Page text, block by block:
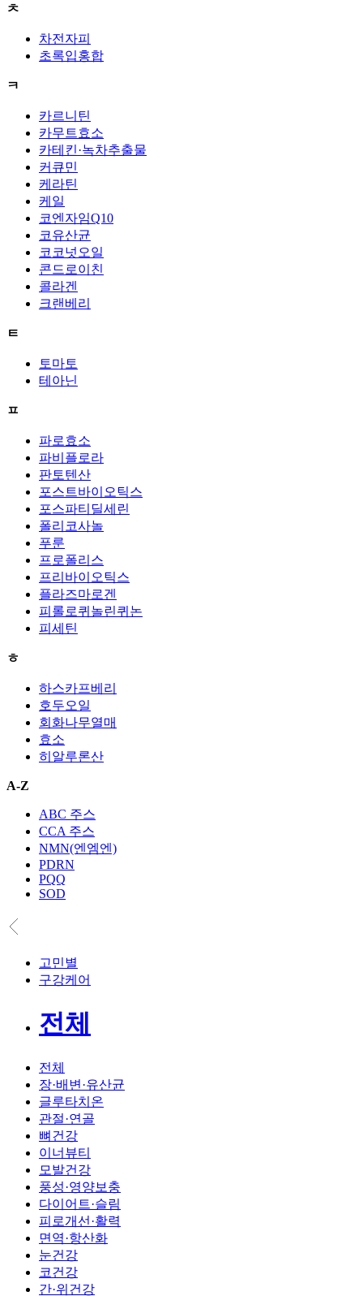
ㅊ
차전자피
초록입홍합
ㅋ
카르니틴
카무트효소
카테킨·녹차추출물
커큐민
케라틴
케일
코엔자임Q10
코유산균
코코넛오일
콘드로이친
콜라겐
크랜베리
ㅌ
토마토
테아닌
ㅍ
파로효소
파비플로라
판토텐산
포스트바이오틱스
포스파티딜세린
폴리코사놀
푸룬
프로폴리스
프리바이오틱스
플라즈마로겐
피롤로퀴놀린퀴논
피세틴
ㅎ
하스카프베리
호두오일
회화나무열매
효소
히알루론산
A-Z
ABC 주스
CCA 주스
NMN(엔엠엔)
PDRN
PQQ
SOD
고민별
구강케어
전체
전체
장·배변·유산균
글루타치온
관절·연골
뼈건강
이너뷰티
모발건강
풍성·영양보충
다이어트·슬림
피로개선·활력
면역·항산화
눈건강
코건강
간·위건강